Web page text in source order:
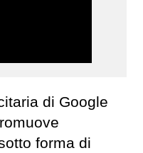
di Google
forma di